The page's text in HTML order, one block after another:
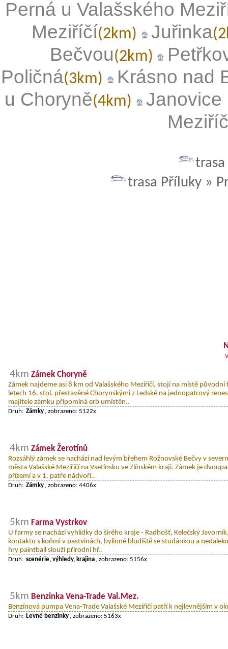
Perná u Valašského
Meziříčí(2km) Juřinka
Bečvou(2km)
Poličná(3km)
Krásno nad
u Choryně(4km)
Janovice
trasa Příluky »
4km Zámek Choryně
Zámek najdeme asi 8 km od Valašského Meziříčí, stojí na místě původní
letech 16. stol. přestavěné Chorynskými z Ledské na jednopatrový
majitele zámku připomíná erb umístěn..
Druh: Zámky , zobrazeno: 5122x
4km Zámek Žerotínů
Rozsáhlý zámek se nachází nad levým břehem Rožnovské Bečvy v
města Valašské Meziříčí na Vsetínsku ve Zlínském kraji. Zámek je
přízemí a v 1. patře nádvoří..
Druh: Zámky , zobrazeno: 4406x
5km Farma Vystrkov
U farmy se nachází vyhlídky do širého kraje - Radhošť, Kelečský
kontaktu s koňmi v pastvinách, bylinné bludiště se studánkou a
hry paintball slouží přírodní hř..
Druh: scenérie, výhledy, krajina , zobrazeno: 5156x
5km Benzinka Vena-Trade Val.Mez.
Benzínová pumpa Vena-Trade Valašské Meziříčí patří k nejlevnějším v
Druh: Levné benzinky , zobrazeno: 5163x